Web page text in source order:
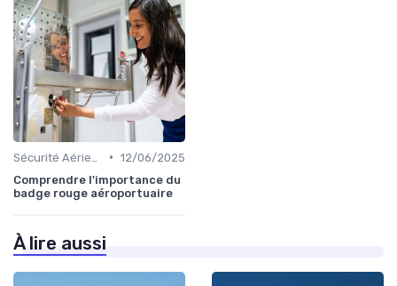
• 12/06/2025
Comprendre l'importance du
badge rouge aéroportuaire
À lire aussi